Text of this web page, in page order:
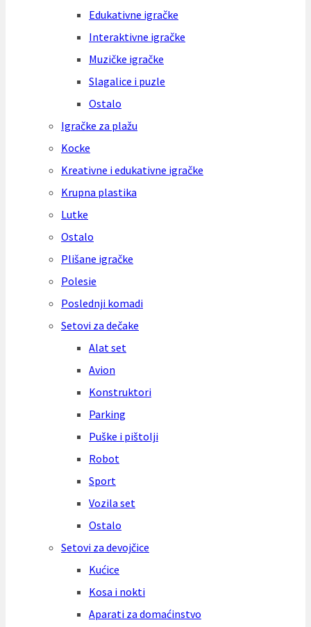
Edukativne igračke
Interaktivne igračke
Muzičke igračke
Slagalice i puzle
Ostalo
Igračke za plažu
Kocke
Kreativne i edukativne igračke
Krupna plastika
Lutke
Ostalo
Plišane igračke
Polesie
Poslednji komadi
Setovi za dečake
Alat set
Avion
Konstruktori
Parking
Puške i pištolji
Robot
Sport
Vozila set
Ostalo
Setovi za devojčice
Kućice
Kosa i nokti
Aparati za domaćinstvo